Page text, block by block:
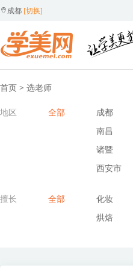
成都 [切换]
首页 > 选老师
地区 全部 成都
南昌
诸暨
西安市
擅长 全部 化妆
烘焙